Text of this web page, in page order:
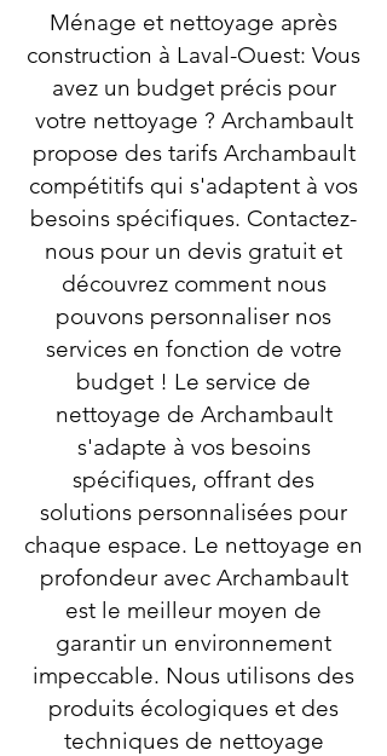
Ménage et nettoyage après
construction à Laval-Ouest: Vous
avez un budget précis pour
votre nettoyage ? Archambault
propose des tarifs Archambault
compétitifs qui s'adaptent à vos
besoins spécifiques. Contactez-
nous pour un devis gratuit et
découvrez comment nous
pouvons personnaliser nos
services en fonction de votre
budget ! Le service de
nettoyage de Archambault
s'adapte à vos besoins
spécifiques, offrant des
solutions personnalisées pour
chaque espace. Le nettoyage en
profondeur avec Archambault
est le meilleur moyen de
garantir un environnement
impeccable. Nous utilisons des
produits écologiques et des
techniques de nettoyage